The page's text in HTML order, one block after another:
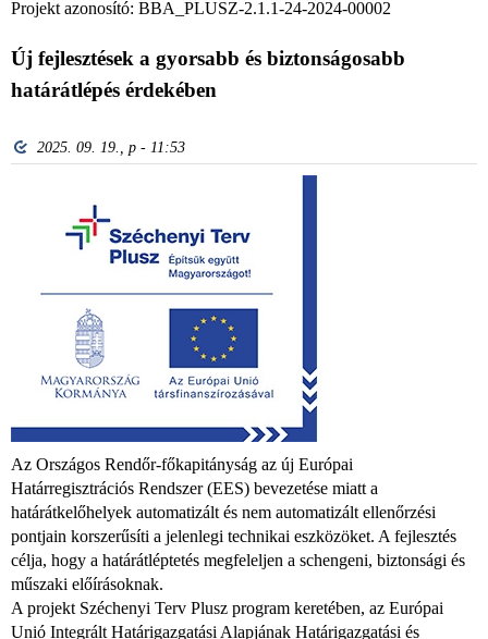
Projekt azonosító: BBA_PLUSZ-2.1.1-24-2024-00002
Új fejlesztések a gyorsabb és biztonságosabb
határátlépés érdekében
2025. 09. 19., p - 11:53
Az Országos Rendőr-főkapitányság az új Európai
Határregisztrációs Rendszer (EES) bevezetése miatt a
határátkelőhelyek automatizált és nem automatizált ellenőrzési
pontjain korszerűsíti a jelenlegi technikai eszközöket. A fejlesztés
célja, hogy a határátléptetés megfeleljen a schengeni, biztonsági és
műszaki előírásoknak.
A projekt Széchenyi Terv Plusz program keretében, az Európai
Unió Integrált Határigazgatási Alapjának Határigazgatási és